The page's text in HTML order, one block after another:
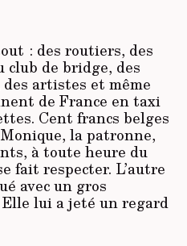
: des routiers, des
de bridge, des
artistes et même
de France en taxi
Cent francs belges
la patronne,
à toute heure du
fait respecter. L’autre
avec un gros
lui a jeté un regard